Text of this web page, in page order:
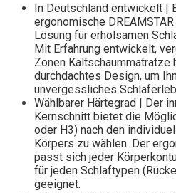
In Deutschland entwickelt |
ergonomische
Lösung für erholsamen
Mit Erfahrung entwickelt,
Zonen
durchdachtes Design, um
unvergessliches
Wählbarer Härtegrad | Der
Kernschnitt bietet die
oder H3) nach den
Körpers zu wählen. Der
passt sich jeder
für jeden Schlaftypen
geeignet.